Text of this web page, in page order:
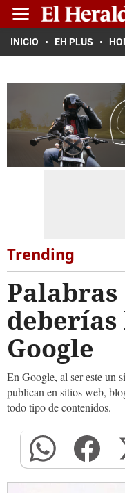
INICIO EH PLUS
Trending
Palabras
deberías
Google
En Google, al ser este un
publican en sitios web,
todo tipo de contenidos.